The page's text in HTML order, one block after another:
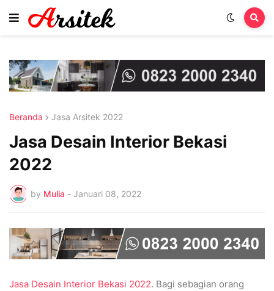
Beranda Jasa Arsitek 2022
Jasa Desain Interior Bekasi
2022
by Mulia - Januari 08, 2022
Jasa Desain Interior Bekasi 2022. Bagi sebagian orang